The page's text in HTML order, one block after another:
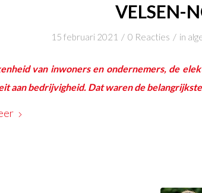
VELSEN-
15 februari 2021 / 0 Reacties / in
van inwoners en ondernemers, de
aan bedrijvigheid. Dat waren de